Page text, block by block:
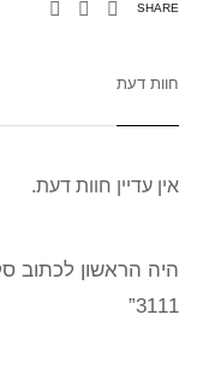
SHARE
חוות דעת
אין עדיין חוות דעת.
היה הראשון לכתוב
3111”